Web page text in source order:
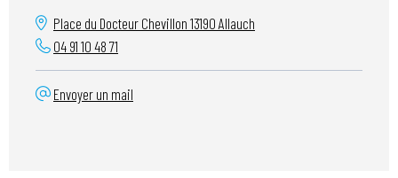
Place du Docteur Chevillon 13190 Allauch
04 91 10 48 71
Envoyer un mail